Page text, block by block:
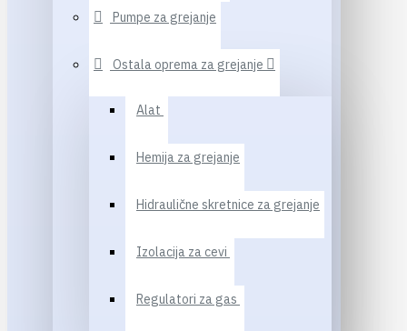
Pumpe za grejanje
Ostala oprema za grejanje
Alat
Hemija za grejanje
Hidraulične skretnice za grejanje
Izolacija za cevi
Regulatori za gas